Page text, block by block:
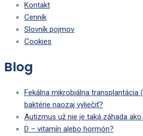
Kontakt
Cenník
Slovník pojmov
Cookies
Blog
Fekálna mikrobiálna transplantácia
baktérie naozaj vyliečiť?
Autizmus už nie je taká záhada ako
D – vitamín alebo hormón?